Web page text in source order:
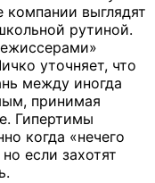
компании выглядят
рутиной.
уточняет, что
между иногда
принимая
Гипертимы
когда «нечего
если захотят